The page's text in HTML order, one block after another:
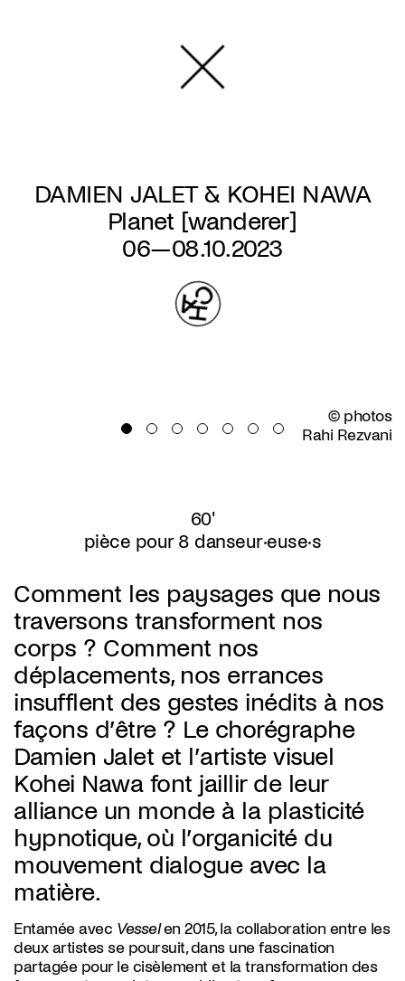
DAMIEN JALET & KOHEI NAWA
Planet [wanderer]
06—08.10.2023
© photos
Rahi Rezvani
60'
pièce pour 8 danseur·euse·s
Comment les paysages que nous
traversons transforment nos
corps ? Comment nos
déplacements, nos errances
insufflent des gestes inédits à nos
façons d’être ? Le chorégraphe
Damien Jalet et l’artiste visuel
Kohei Nawa font jaillir de leur
alliance un monde à la plasticité
hypnotique, où l’organicité du
mouvement dialogue avec la
matière.
Entamée avec Vesselen2015, la collaboration entre les
deux artistes se poursuit, dans une fascination
partagée pour le cisèlement etla transformation des